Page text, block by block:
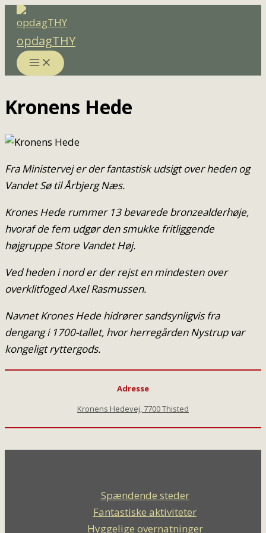
Gå
indholdet
opdagTHY
Kronens Hede
Fra Ministervej er der fantastisk udsigt over heden og
Vandet Sø til Årbjerg Næs.
Krones Hede rummer 13 bevarede bronzealderhøje,
hvoraf de fem udgør den smukke fritliggende
højgruppe Store Vandet Høj.
Ved heden i nord er der rejst en mindesten over
overklitfoged Axel Rasmussen.
Navnet Krones Hede hidrører sandsynligvis fra
dengang i 1700-tallet, hvor herregården Nystrup var
kongeligt ryttergods.
Adresse
Kronens Hedevej, 7700 Thisted
Spændende steder
Fantastiske aktiviteter
Hyggelige overnatninger